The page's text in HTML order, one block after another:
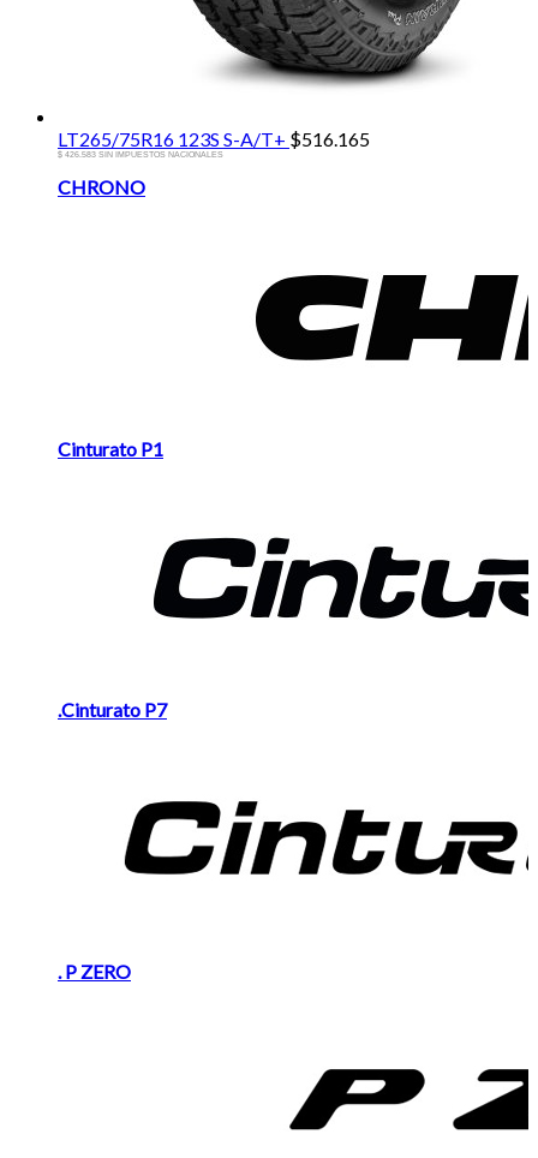
LT265/75R16 123S S-A/T+ $516.165
$ 426.583 SIN IMPUESTOS NACIONALES
Brands
CHRONO
Cinturato P1
.Cinturato P7
. P ZERO